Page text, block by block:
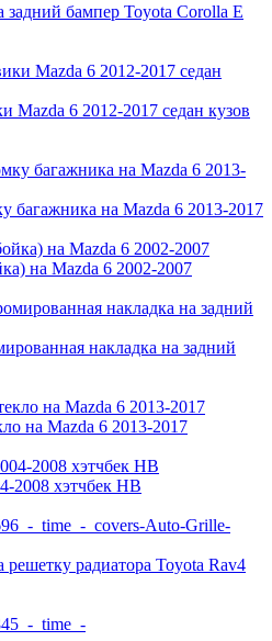
бампер Toyota Corolla E
Mazda 6 2012-2017 седан кузов
багажника на Mazda 6 2013-2017
на Mazda 6 2002-2007
накладка на задний
на Mazda 6 2013-2017
2008 хэтчбек HB
радиатора Toyota Rav4